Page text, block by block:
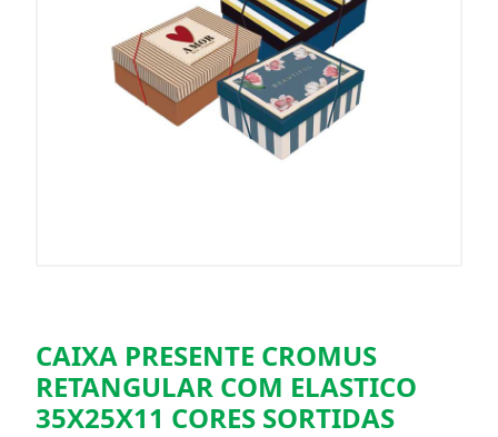
CAIXA PRESENTE CROMUS
RETANGULAR COM ELASTICO
35X25X11 CORES SORTIDAS